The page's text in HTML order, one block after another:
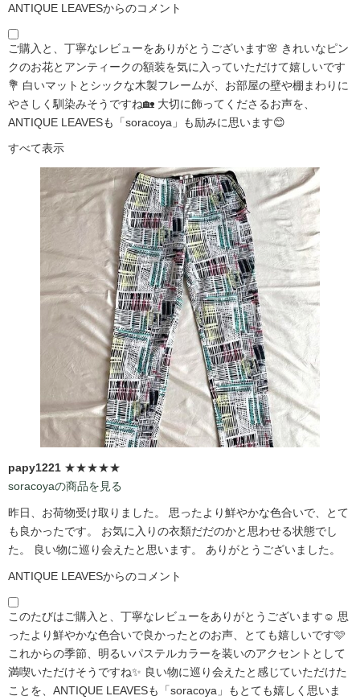
ANTIQUE LEAVESからのコメント
ご購入と、丁寧なレビューをありがとうございます🌸 きれいなピン
クのお花とアンティークの額装を気に入っていただけて嬉しいです
💐 白いマットとシックな木製フレームが、お部屋の壁や棚まわりに
やさしく馴染みそうですね🏡 大切に飾ってくださるお声を、
ANTIQUE LEAVESも「soracoya」も励みに思います😊
すべて表示
papy1221 ★★★★★
soracoyaの商品を見る
昨日、お荷物受け取りました。 思ったより鮮やかな色合いで、とて
も良かったです。 お気に入りの衣類だだのかと思わせる状態でし
た。 良い物に巡り会えたと思います。 ありがとうございました。
ANTIQUE LEAVESからのコメント
このたびはご購入と、丁寧なレビューをありがとうございます☺️ 思
ったより鮮やかな色合いで良かったとのお声、とても嬉しいです🩷
これからの季節、明るいパステルカラーを装いのアクセントとして
満喫いただけそうですね✨ 良い物に巡り会えたと感じていただけた
ことを、ANTIQUE LEAVESも「soracoya」もとても嬉しく思いま